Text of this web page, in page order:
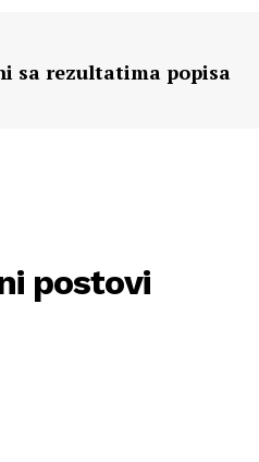
sa rezultatima popisa
postovi